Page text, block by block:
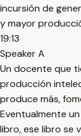
incursión de
y mayor
19:13
Speaker A
Un docente que
producción
produce más,
Eventualmente
libro, ese libro se